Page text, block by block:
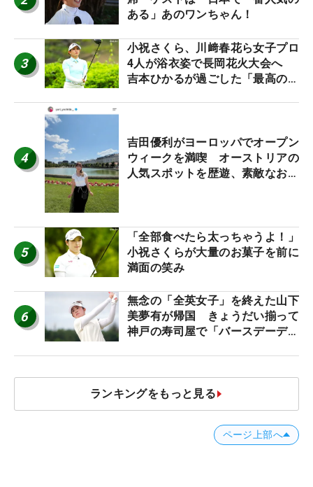
ある」あのワンちゃん！
3
小祝さくら、川﨑春花ら女子プロ
4人が浴衣姿で長岡花火大会へ
吉本ひかるが過ごした「最高の夏
4
吉田優利がヨーロッパでオープン
ウィークを満喫 オーストリアの
人気スポットを歴遊、素敵なお土
5
「全部食べたら太っちゃうよ！」
小祝さくらが大量のお菓子を前に
満面の笑み
6
無念の「全英女子」を終えた山下
美夢有が帰国 きょうだい揃って
神戸の寿司屋で「バースデーディ
ランキングをもっと見る
ページ上部へ